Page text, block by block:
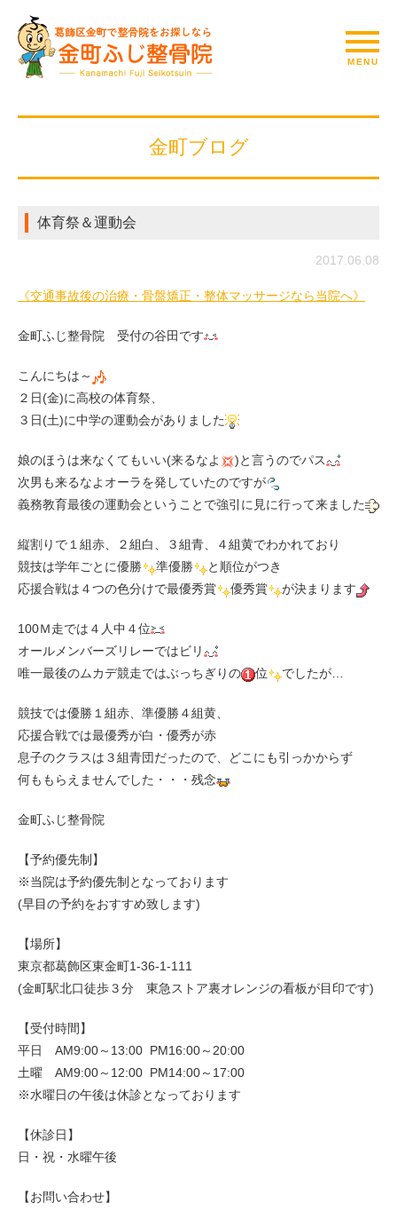
金町ブログ
体育祭＆運動会
2017.06.08
《交通事故後の治療・骨盤矯正・整体マッサージなら当院へ》
金町ふじ整骨院 受付の谷田です
こんにちは～
２日(金)に高校の体育祭、
３日(土)に中学の運動会がありました
娘のほうは来なくてもいい(来るなよ
)と言うのでパス
次男も来るなよオーラを発していたのですが
義務教育最後の運動会ということで強引に見に行って来ました
縦割りで１組赤、２組白、３組青、４組黄でわかれており
競技は学年ごとに優勝
準優勝
と順位がつき
応援合戦は４つの色分けで最優秀賞
優秀賞 が決まります
100Ｍ走では４人中４位
オールメンバーズリレーではビリ
唯一最後のムカデ競走ではぶっちぎりの
位 でしたが…
競技では優勝１組赤、準優勝４組黄、
応援合戦では最優秀が白・優秀が赤
息子のクラスは３組青団だったので、どこにも引っかからず
何ももらえませんでした・・・残念
金町ふじ整骨院
【予約優先制】
※当院は予約優先制となっております
(早目の予約をおすすめ致します)
【場所】
東京都葛飾区東金町1-36-1-111
(金町駅北口徒歩３分 東急ストア裏オレンジの看板が目印です)
【受付時間】
平日 AM9:00～13:00 PM16:00～20:00
土曜 AM9:00～12:00 PM14:00～17:00
※水曜日の午後は休診となっております
【休診日】
日・祝・水曜午後
【お問い合わせ】